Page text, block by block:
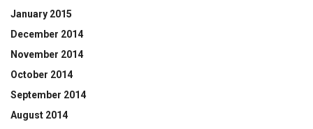
January 2015
December 2014
November 2014
October 2014
September 2014
August 2014